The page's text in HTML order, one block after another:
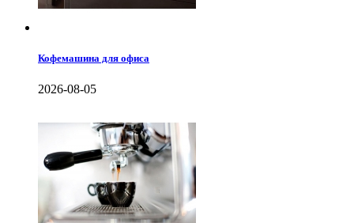
Кофемашина для офиса
2026-08-05